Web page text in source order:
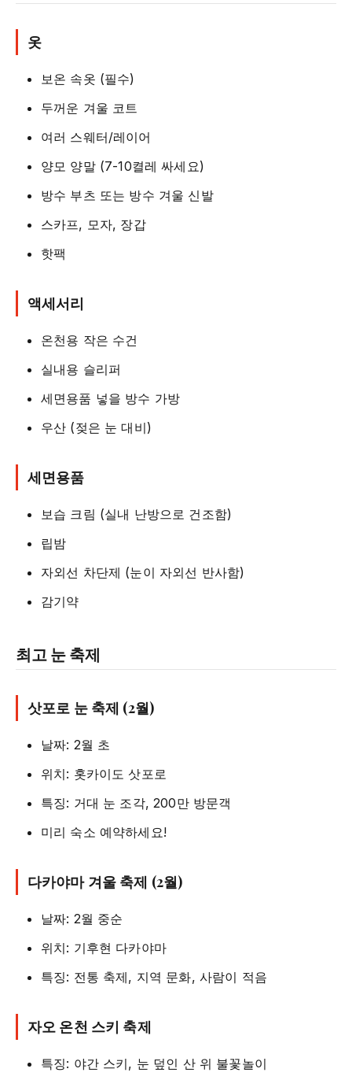
옷
보온 속옷 (필수)
두꺼운 겨울 코트
여러 스웨터/레이어
양모 양말 (7-10켤레 싸세요)
방수 부츠 또는 방수 겨울 신발
스카프, 모자, 장갑
핫팩
액세서리
온천용 작은 수건
실내용 슬리퍼
세면용품 넣을 방수 가방
우산 (젖은 눈 대비)
세면용품
보습 크림 (실내 난방으로 건조함)
립밤
자외선 차단제 (눈이 자외선 반사함)
감기약
최고 눈 축제
삿포로 눈 축제 (2월)
날짜: 2월 초
위치: 홋카이도 삿포로
특징: 거대 눈 조각, 200만 방문객
미리 숙소 예약하세요!
다카야마 겨울 축제 (2월)
날짜: 2월 중순
위치: 기후현 다카야마
특징: 전통 축제, 지역 문화, 사람이 적음
자오 온천 스키 축제
특징: 야간 스키, 눈 덮인 산 위 불꽃놀이